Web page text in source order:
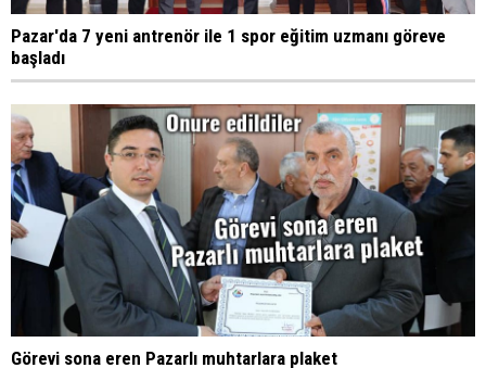
Pazar'da 7 yeni antrenör ile 1 spor eğitim uzmanı göreve
başladı
Görevi sona eren Pazarlı muhtarlara plaket